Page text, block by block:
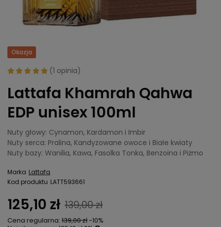
Okazja
(1 opinia)
Lattafa Khamrah Qahwa
EDP unisex 100ml
Nuty głowy: Cynamon, Kardamon i Imbir
Nuty serca: Pralina, Kandyzowane owoce i Białe kwiaty
Nuty bazy: Wanilia, Kawa, Fasolka Tonka, Benzoina i Piżmo
Marka Lattafa
Kod produktu LATT593661
125,10 zł 139,00 zł
Cena regularna: 139,00 zł-10%